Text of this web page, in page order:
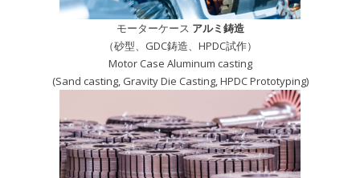
モーターケース アルミ鋳造
（砂型、GDC鋳造、HPDC試作）
Motor Case Aluminum casting
(Sand casting, Gravity Die Casting, HPDC Prototyping)